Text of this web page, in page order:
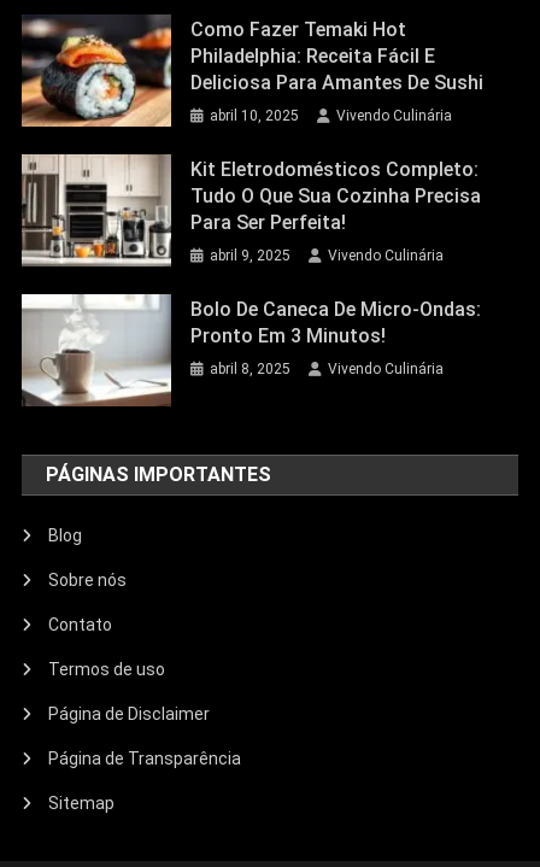
Como Fazer Temaki Hot
Philadelphia: Receita Fácil E
Deliciosa Para Amantes De Sushi
abril 10, 2025 Vivendo Culinária
Kit Eletrodomésticos Completo:
Tudo O Que Sua Cozinha Precisa
Para Ser Perfeita!
abril 9, 2025 Vivendo Culinária
Bolo De Caneca De Micro-Ondas:
Pronto Em 3 Minutos!
abril 8, 2025 Vivendo Culinária
PÁGINAS IMPORTANTES
Blog
Sobre nós
Contato
Termos de uso
Página de Disclaimer
Página de Transparência
Sitemap